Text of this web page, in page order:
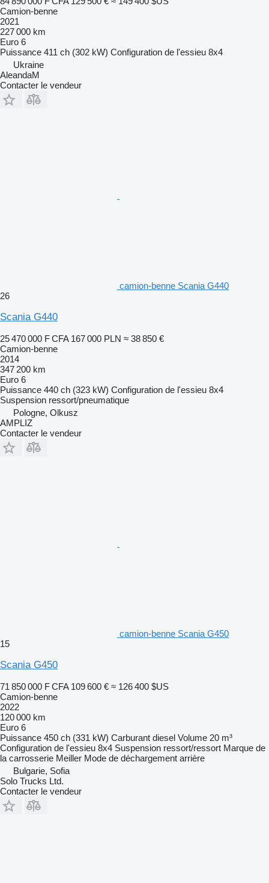
Camion-benne
2021
227 000 km
Euro 6
Puissance 411 ch (302 kW) Configuration de l'essieu 8x4
Ukraine
AleandaM
Contacter le vendeur
camion-benne Scania G440
26
Scania G440
25 470 000 F CFA 167 000 PLN ≈ 38 850 €
Camion-benne
2014
347 200 km
Euro 6
Puissance 440 ch (323 kW) Configuration de l'essieu 8x4
Suspension ressort/pneumatique
Pologne, Olkusz
AMPLIZ
Contacter le vendeur
camion-benne Scania G450
15
Scania G450
71 850 000 F CFA 109 600 € ≈ 126 400 $US
Camion-benne
2022
120 000 km
Euro 6
Puissance 450 ch (331 kW) Carburant diesel Volume 20 m³
Configuration de l'essieu 8x4 Suspension ressort/ressort Marque de
la carrosserie Meiller Mode de déchargement arrière
Bulgarie, Sofia
Solo Trucks Ltd.
Contacter le vendeur